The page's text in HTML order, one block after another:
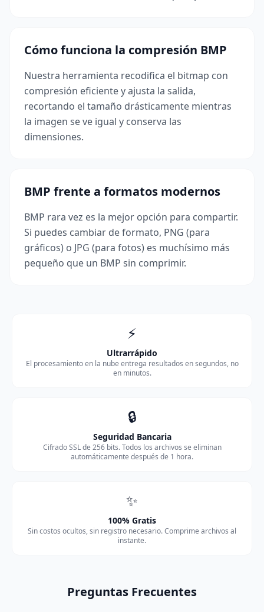
Cómo funciona la compresión BMP
Nuestra herramienta recodifica el bitmap con
compresión eficiente y ajusta la salida,
recortando el tamaño drásticamente mientras
la imagen se ve igual y conserva las
dimensiones.
BMP frente a formatos modernos
BMP rara vez es la mejor opción para compartir.
Si puedes cambiar de formato, PNG (para
gráficos) o JPG (para fotos) es muchísimo más
pequeño que un BMP sin comprimir.
⚡
Ultrarrápido
El procesamiento en la nube entrega resultados en segundos, no
en minutos.
🔒
Seguridad Bancaria
Cifrado SSL de 256 bits. Todos los archivos se eliminan
automáticamente después de 1 hora.
✨
100% Gratis
Sin costos ocultos, sin registro necesario. Comprime archivos al
instante.
Preguntas Frecuentes